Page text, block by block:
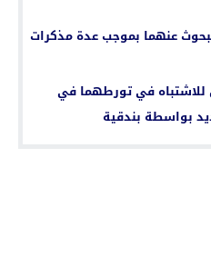
عنهما بموجب عدة مذكرات
للاشتباه في تورطهما في
بواسطة بندقية